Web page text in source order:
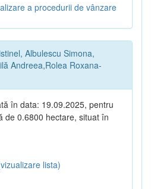
a procedurii de vânzare
Albulescu Simona,
Andreea,Rolea Roxana-
în data: 19.09.2025, pentru
de 0.6800 hectare, situat în
lista)